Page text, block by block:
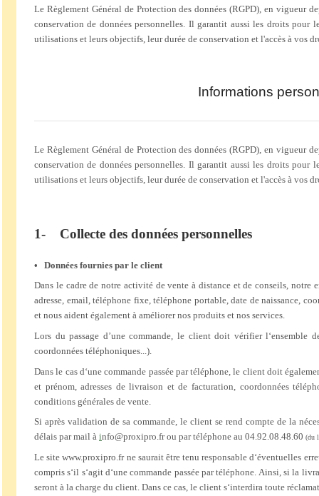
Le Règlement Général de Protection des données (RGPD), en vigueur
conservation de données personnelles. Il garantit aussi les droits pour
utilisations et leurs objectifs, leur durée de conservation et l'accès à vos
Informations
Le Règlement Général de Protection des données (RGPD), en vigueur
conservation de données personnelles. Il garantit aussi les droits pour
utilisations et leurs objectifs, leur durée de conservation et l'accès à vos
1- Collecte des données personnelles
• Données fournies par le client
Dans le cadre de notre activité de vente à distance et de conseils, notre
adresse, email, téléphone fixe, téléphone portable, date de naissance,
et nous aident également à améliorer nos produits et nos services.
Lors du passage d’une commande, le client doit vérifier l‘ensemble
coordonnées téléphoniques...).
Dans le cas d‘une commande passée par téléphone, le client doit
et prénom, adresses de livraison et de facturation, coordonnées
conditions générales de vente.
Si après validation de sa commande, le client se rend compte de la
délais par mail à info@proxipro.fr ou par téléphone au 04.92.08.48.60 (du
Le site www.proxipro.fr ne saurait être tenu responsable d‘éventuelles
compris s‘il s‘agit d‘une commande passée par téléphone. Ainsi, si la
seront à la charge du client. Dans ce cas, le client s‘interdira toute